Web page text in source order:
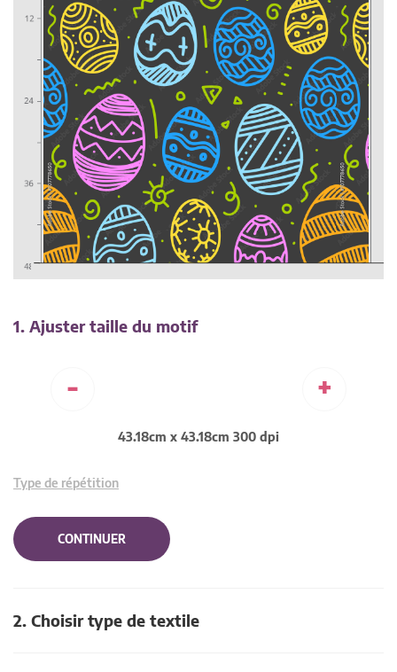
1. Ajuster taille du motif
- +
43.18cm x 43.18cm 300 dpi
Type de répétition
CONTINUER
2. Choisir type de textile